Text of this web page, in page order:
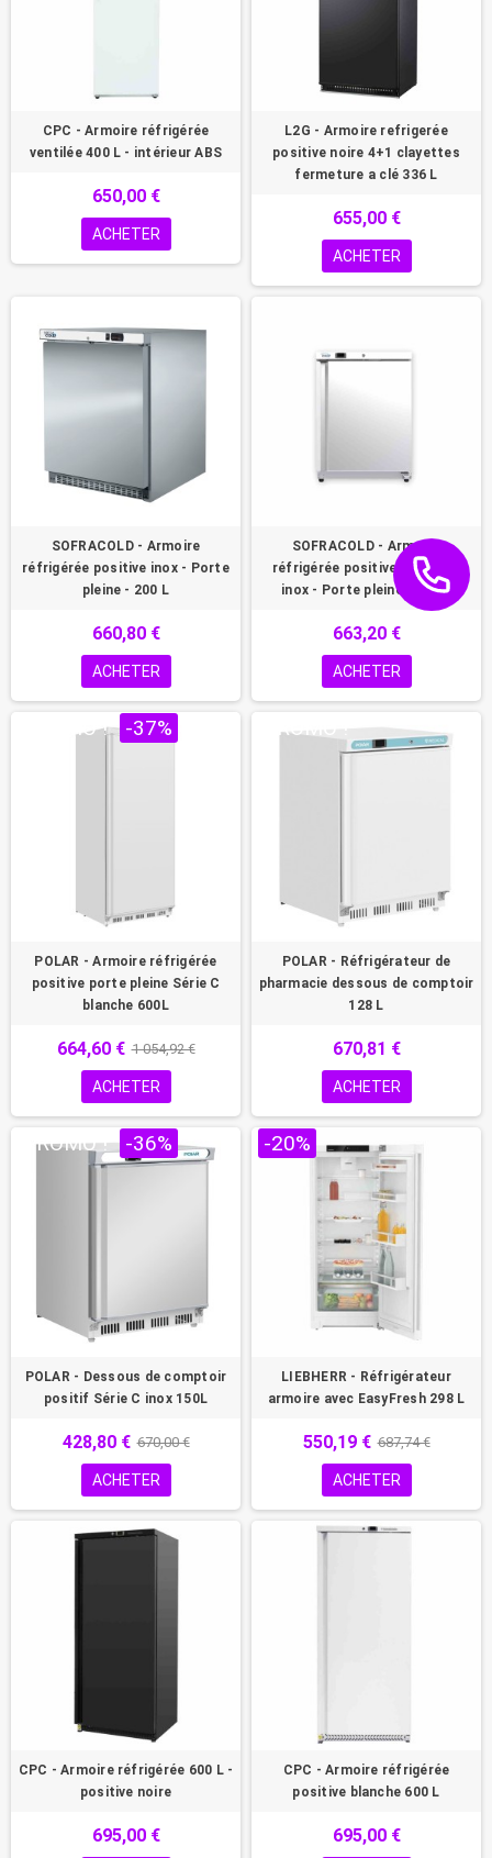
CPC - Armoire réfrigérée
ventilée 400 L - intérieur ABS
650,00 €
ACHETER
L2G - Armoire refrigerée
positive noire 4+1 clayettes
fermeture a clé 336 L
655,00 €
ACHETER
SOFRACOLD - Armoire
réfrigérée positive inox - Porte
pleine - 200 L
660,80 €
ACHETER
SOFRACOLD - Armoire
réfrigérée positive - Finition
inox - Porte pleine - 200 L
663,20 €
ACHETER
PROMO ! -37%
POLAR - Armoire réfrigérée
positive porte pleine Série C
blanche 600L
664,60 € 1 054,92 €
ACHETER
PROMO !
POLAR - Réfrigérateur de
pharmacie dessous de comptoir
128 L
670,81 €
ACHETER
PROMO ! -36%
POLAR - Dessous de comptoir
positif Série C inox 150L
428,80 € 670,00 €
ACHETER
-20%
LIEBHERR - Réfrigérateur
armoire avec EasyFresh 298 L
550,19 € 687,74 €
ACHETER
CPC - Armoire réfrigérée 600 L -
positive noire
695,00 €
CPC - Armoire réfrigérée
positive blanche 600 L
695,00 €